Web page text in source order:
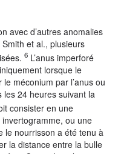
avec d’autres anomalies
et al., plusieurs
6 L’anus imperforé
lorsque le
méconium par l’anus ou
24 heures suivant la
consister en une
ou une
le nourrisson a été tenu à
la distance entre la bulle